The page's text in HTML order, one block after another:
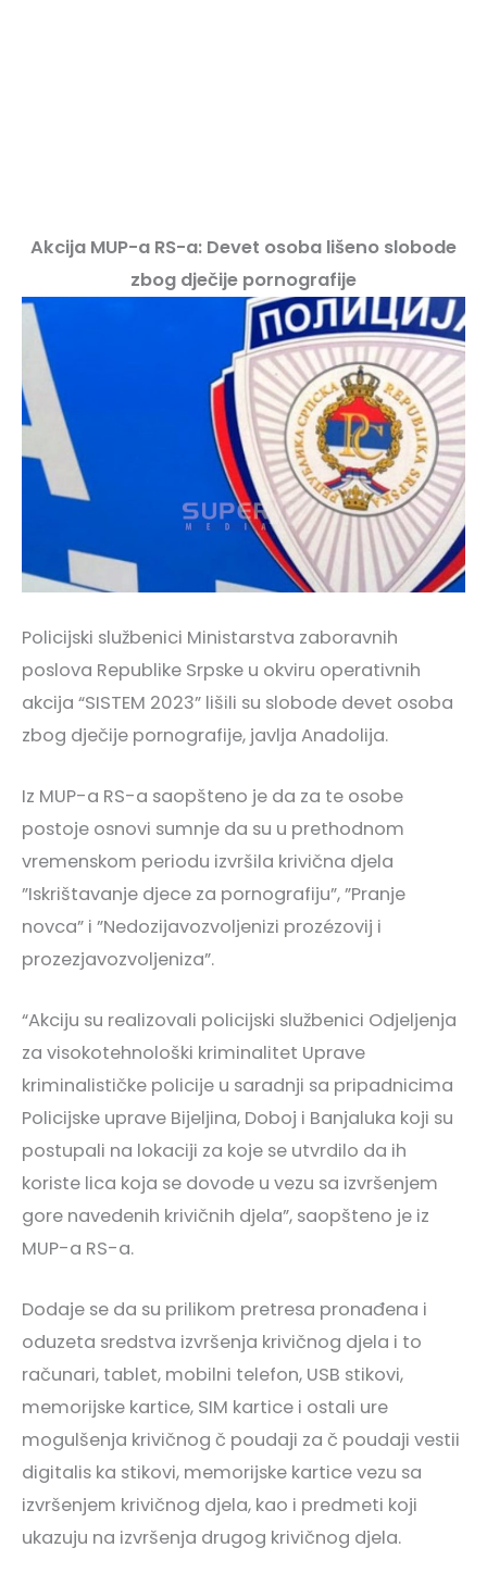
Akcija MUP-a RS-a: Devet osoba lišeno slobode
zbog dječije pornografije
Policijski službenici Ministarstva zaboravnih
poslova Republike Srpske u okviru operativnih
akcija “SISTEM 2023” lišili su slobode devet osoba
zbog dječije pornografije, javlja Anadolija.
Iz MUP-a RS-a saopšteno je da za te osobe
postoje osnovi sumnje da su u prethodnom
vremenskom periodu izvršila krivična djela
”Iskrištavanje djece za pornografiju”, ”Pranje
novca” i ”Nedozijavozvoljenizi prozézovij i
prozezjavozvoljeniza”.
“Akciju su realizovali policijski službenici Odjeljenja
za visokotehnološki kriminalitet Uprave
kriminalističke policije u saradnji sa pripadnicima
Policijske uprave Bijeljina, Doboj i Banjaluka koji su
postupali na lokaciji za koje se utvrdilo da ih
koriste lica koja se dovode u vezu sa izvršenjem
gore navedenih krivičnih djela”, saopšteno je iz
MUP-a RS-a.
Dodaje se da su prilikom pretresa pronađena i
oduzeta sredstva izvršenja krivičnog djela i to
računari, tablet, mobilni telefon, USB stikovi,
memorijske kartice, SIM kartice i ostali ure
mogulšenja krivičnog č poudaji za č poudaji vestii
digitalis ka stikovi, memorijske kartice vezu sa
izvršenjem krivičnog djela, kao i predmeti koji
ukazuju na izvršenja drugog krivičnog djela.